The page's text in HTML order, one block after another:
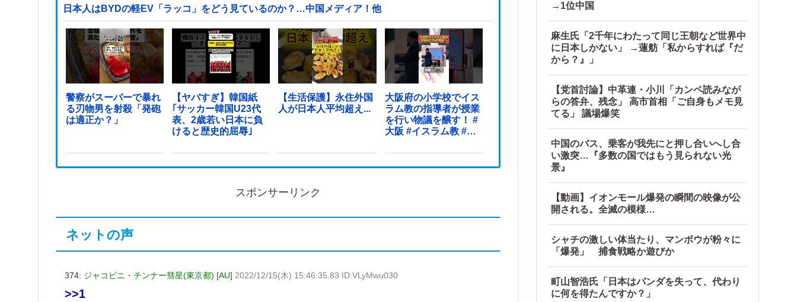
日本人はBYDの軽EV「ラッコ」をどう見ているのか？…中国メディア！他
警察がスーパーで暴れ
る刃物男を射殺「発砲
は適正か？」
【ヤバすぎ】韓国紙
｢サッカー韓国U23代
表、2歳若い日本に負
けると歴史的屈辱｣
【生活保護】永住外国
人が日本人平均超え...
大阪府の小学校でイス
ラム教の指導者が授業
を行い物議を醸す！ #
大阪 #イスラム教 #モ
スポンサーリンク
ネットの声
374: ジャコビニ・チンナー彗星(東京都) [AU] 2022/12/15(木) 15:46:35.83 ID:VLyMwu030
>>1
→1位中国
麻生氏「2千年にわたって同じ王朝など世界中
に日本しかない」 →蓮舫「私からすれば『だ
から？』」
【党首討論】中革連・小川「カンペ読みなが
らの答弁、残念」 高市首相「ご自身もメモ見
てる」 議場爆笑
中国のバス、乗客が我先にと押し合いへし合
い激突…『多数の国ではもう見られない光
景』
【動画】イオンモール爆発の瞬間の映像が公
開される。全滅の模様…
シャチの激しい体当たり、マンボウが粉々に
「爆発」 捕食戦略か遊びか
町山智浩氏「日本はパンダを失って、代わり
に何を得たんですか？」